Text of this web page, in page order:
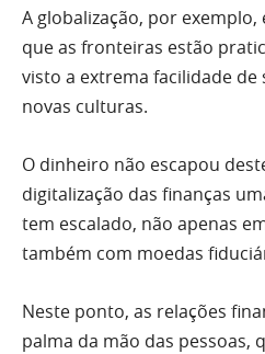
A globalização, por
que as fronteiras estão
visto a extrema facilidade de
novas culturas.
O dinheiro não escapou
digitalização das finanças
tem escalado, não apenas
também com moedas
Neste ponto, as relações
palma da mão das pessoas,